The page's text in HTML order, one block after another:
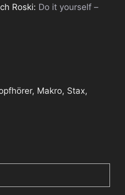
Roski: Do it yourself –
, Makro, Stax,